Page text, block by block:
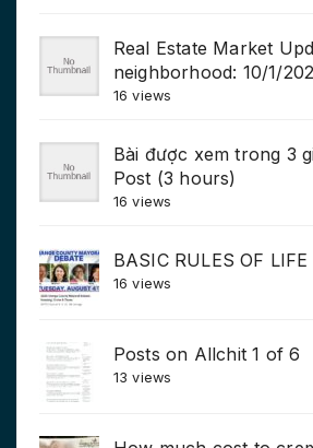
Real Estate Market
neighborhood: 10/1/
16 views
Bài được xem trong 3
Post (3 hours)
16 views
BASIC RULES OF LIFE
16 views
Posts on Allchit 1 of 6
13 views